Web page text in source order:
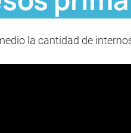
la cantidad de